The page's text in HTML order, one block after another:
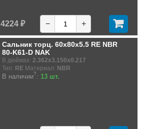
4224 ₽ − +
Сальник торц. 60x80x5.5 RE NBR
80-K61-D NAK
В дюймах: 2.362x3.150x0.217
Тип: RE Материал: NBR
В наличии?: 13 шт.